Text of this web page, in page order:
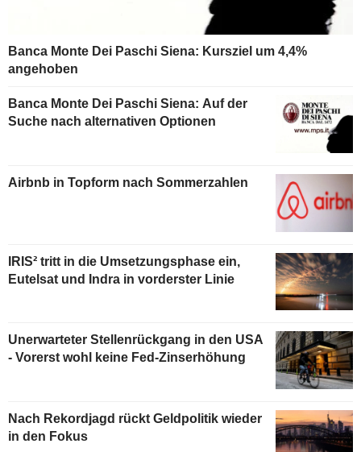
Banca Monte Dei Paschi Siena: Kursziel um 4,4%
angehoben
Banca Monte Dei Paschi Siena: Auf der
Suche nach alternativen Optionen
Airbnb in Topform nach Sommerzahlen
IRIS² tritt in die Umsetzungsphase ein,
Eutelsat und Indra in vorderster Linie
Unerwarteter Stellenrückgang in den USA
- Vorerst wohl keine Fed-Zinserhöhung
Nach Rekordjagd rückt Geldpolitik wieder
in den Fokus